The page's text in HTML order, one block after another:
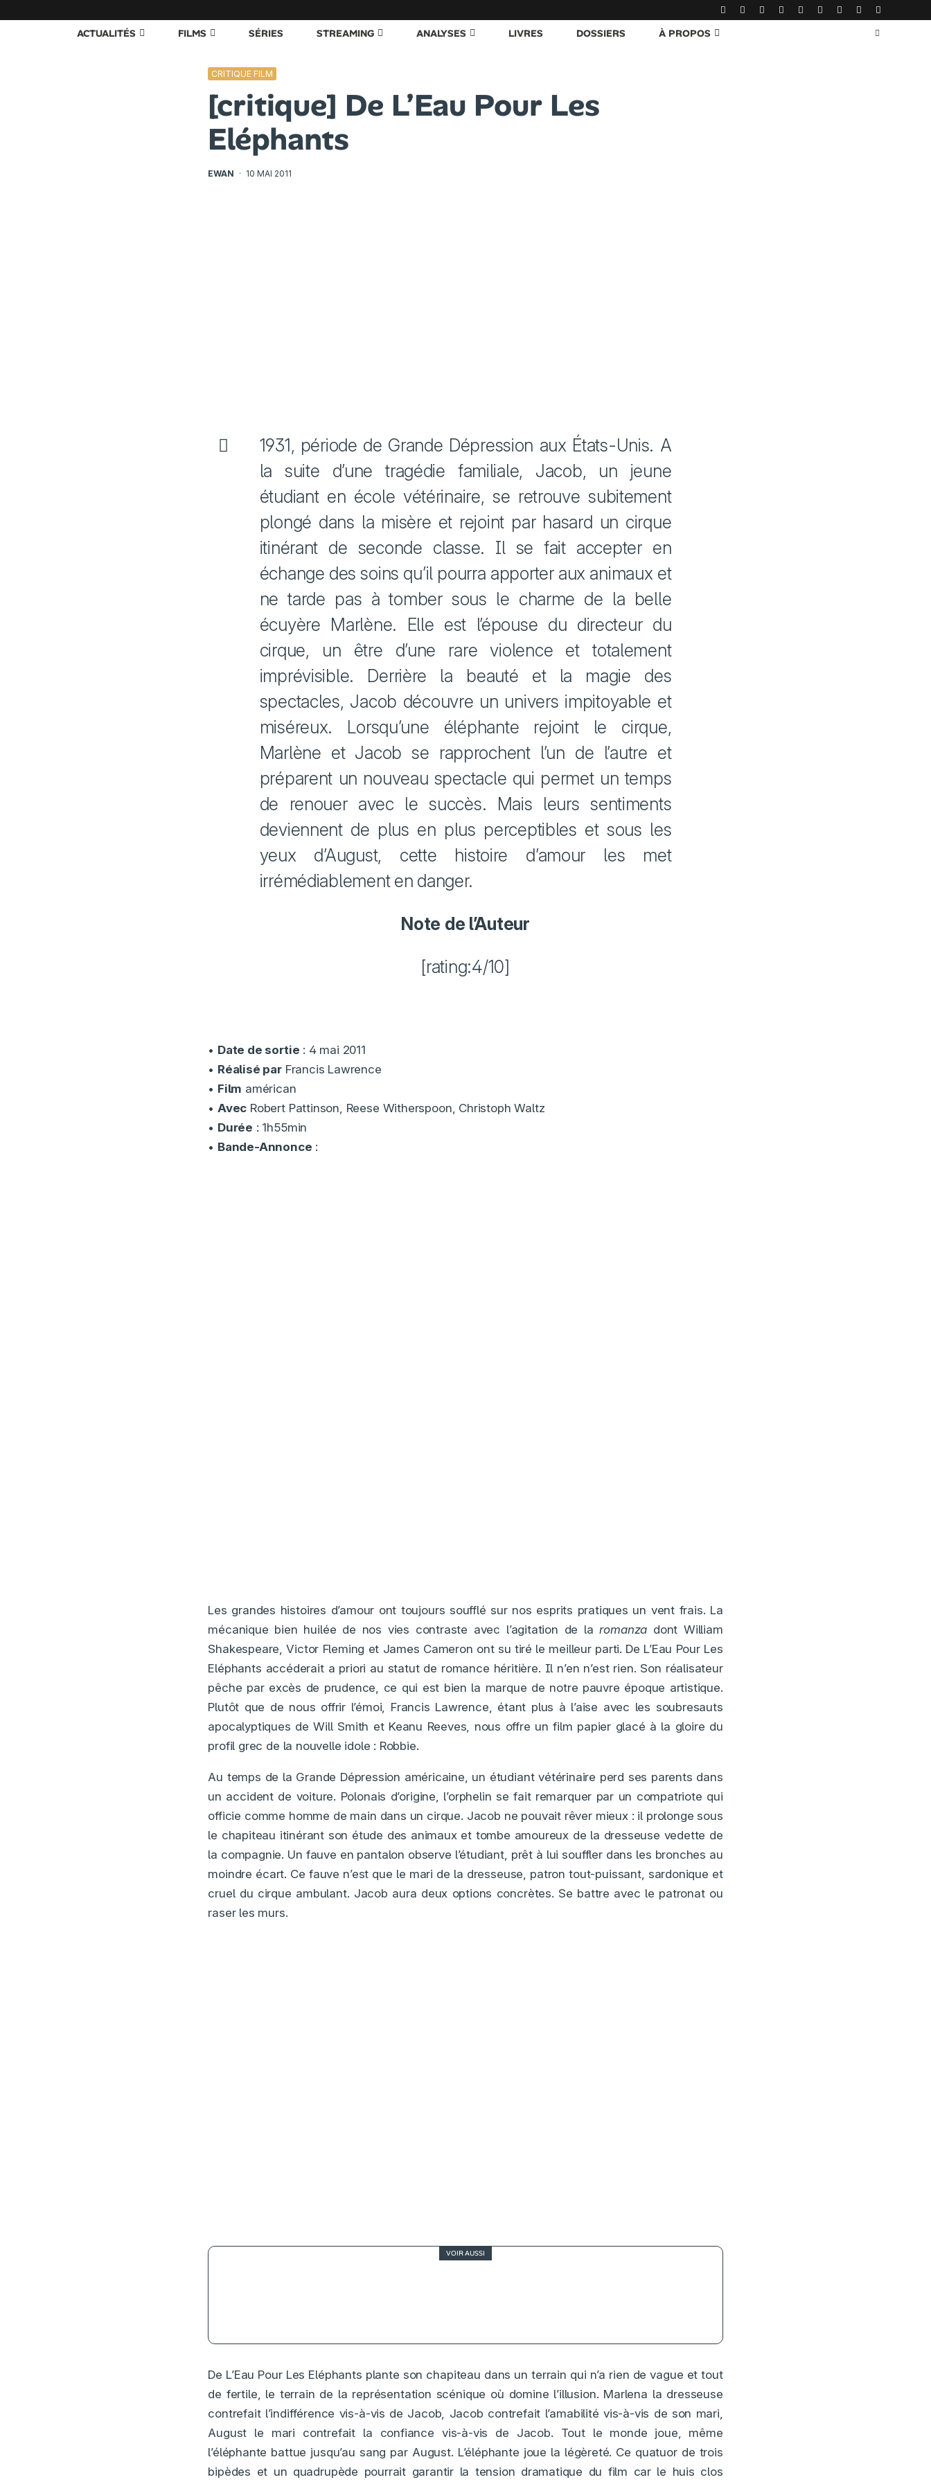
ACTUALITÉS FILMS SÉRIES STREAMING ANALYSES LIVRES DOSSIERS À PROPOS
CRITIQUE FILM
[critique] De L’Eau Pour Les
Eléphants
EWAN · 10 MAI 2011
1931, période de Grande Dépression aux États-Unis. A
la suite d’une tragédie familiale, Jacob, un jeune
étudiant en école vétérinaire, se retrouve subitement
plongé dans la misère et rejoint par hasard un cirque
itinérant de seconde classe. Il se fait accepter en
échange des soins qu’il pourra apporter aux animaux et
ne tarde pas à tomber sous le charme de la belle
écuyère Marlène. Elle est l’épouse du directeur du
cirque, un être d’une rare violence et totalement
imprévisible. Derrière la beauté et la magie des
spectacles, Jacob découvre un univers impitoyable et
miséreux. Lorsqu’une éléphante rejoint le cirque,
Marlène et Jacob se rapprochent l’un de l’autre et
préparent un nouveau spectacle qui permet un temps
de renouer avec le succès. Mais leurs sentiments
deviennent de plus en plus perceptibles et sous les
yeux d’August, cette histoire d’amour les met
irrémédiablement en danger.
Note de l’Auteur
[rating:4/10]
• Date de sortie : 4 mai 2011
• Réalisé parFrancis Lawrence
• Film américan
• Avec Robert Pattinson, Reese Witherspoon, Christoph Waltz
• Durée : 1h55min
• Bande-Annonce :
Les grandes histoires d’amour ont toujours soufflé sur nos esprits pratiques un vent frais. La
mécanique bien huilée de nos vies contraste avec l’agitation de laromanza dont William
Shakespeare, Victor Fleming et James Cameron ont su tiré le meilleur parti. De L’Eau Pour Les
Eléphants accéderait a priori au statut de romance héritière. Il n’en n’est rien. Son réalisateur
pêche par excès de prudence, ce qui est bien la marque de notre pauvre époque artistique.
Plutôt que de nous offrir l’émoi, Francis Lawrence, étant plus à l’aise avec les soubresauts
apocalyptiques de Will Smith et Keanu Reeves, nous offre un film papier glacé à la gloire du
profil grec de la nouvelle idole : Robbie.
Au temps de la Grande Dépression américaine, un étudiant vétérinaire perd ses parents dans
un accident de voiture. Polonais d’origine, l’orphelin se fait remarquer par un compatriote qui
officie comme homme de main dans un cirque. Jacob ne pouvait rêver mieux : il prolonge sous
le chapiteau itinérant son étude des animaux et tombe amoureux de la dresseuse vedette de
la compagnie. Un fauve en pantalon observe l’étudiant, prêt à lui souffler dans les bronches au
moindre écart. Ce fauve n’est que le mari de la dresseuse, patron tout-puissant, sardonique et
cruel du cirque ambulant. Jacob aura deux options concrètes. Se battre avec le patronat ou
raser les murs.
VOIR AUSSI
De L’Eau Pour Les Eléphants plante son chapiteau dans un terrain qui n’a rien de vague et tout
de fertile, le terrain de la représentation scénique où domine l’illusion. Marlena la dresseuse
contrefait l’indifférence vis-à-vis de Jacob, Jacob contrefait l’amabilité vis-à-vis de son mari,
August le mari contrefait la confiance vis-à-vis de Jacob. Tout le monde joue, même
l’éléphante battue jusqu’au sang par August. L’éléphante joue la légèreté. Ce quatuor de trois
bipèdes et un quadrupède pourrait garantir la tension dramatique du film car le huis clos